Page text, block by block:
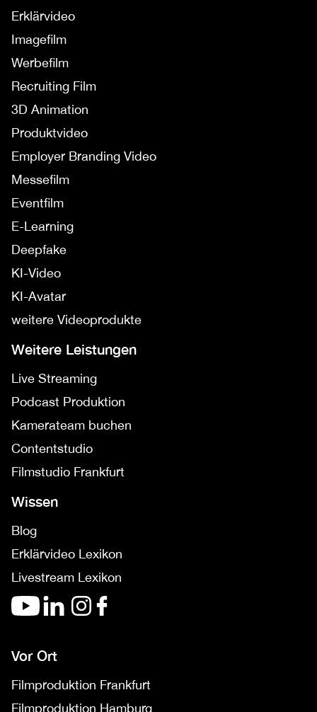
Erklärvideo
Imagefilm
Werbefilm
Recruiting Film
3D Animation
Produktvideo
Employer Branding Video
Messefilm
Eventfilm
E-Learning
Deepfake
KI-Video
KI-Avatar
weitere Videoprodukte
Weitere Leistungen
Live Streaming
Podcast Produktion
Kamerateam buchen
Contentstudio
Filmstudio Frankfurt
Wissen
Blog
Erklärvideo Lexikon
Livestream Lexikon
Vor Ort
Filmproduktion Frankfurt
Filmproduktion Hamburg